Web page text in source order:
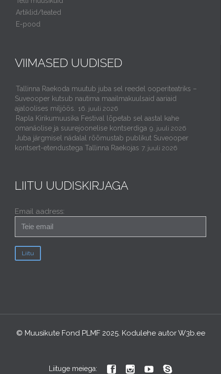
Artiklid/teated
E-pood
VIIMASED UUDISED
Tallinna Raekoda muutub juba sel reedel ooperiteatriks –
Suveooper kutsub nautima maailmakuulsaid aariaid
ajaloolises miljöös.
16. juuli 2026
Rapla Kirikumuusika Festival lõpetab sel aastal kahe
omanäolise ja suurejoonelise kontserdiga 9. juuli 2026
Juba järgmisel nädalal rõõmustab publikut Suveooper
kontsert-etendustega Tallinna Raekojas 7. juuli 2026
LIITU UUDISKIRJAGA
Email aadress:
© Muusikute Fond PLMF 2025. Kodulehe autorW3b.ee
Liituge meiega:    